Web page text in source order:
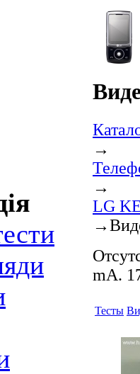
→
→
LG
→
mA.
Тесты